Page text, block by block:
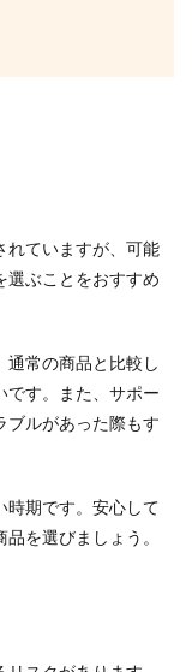
れていますが、可能
選ぶことをおすすめ
通常の商品と比較し
です。また、サポー
ブルがあった際もす
時期です。安心して
を選びましょう。